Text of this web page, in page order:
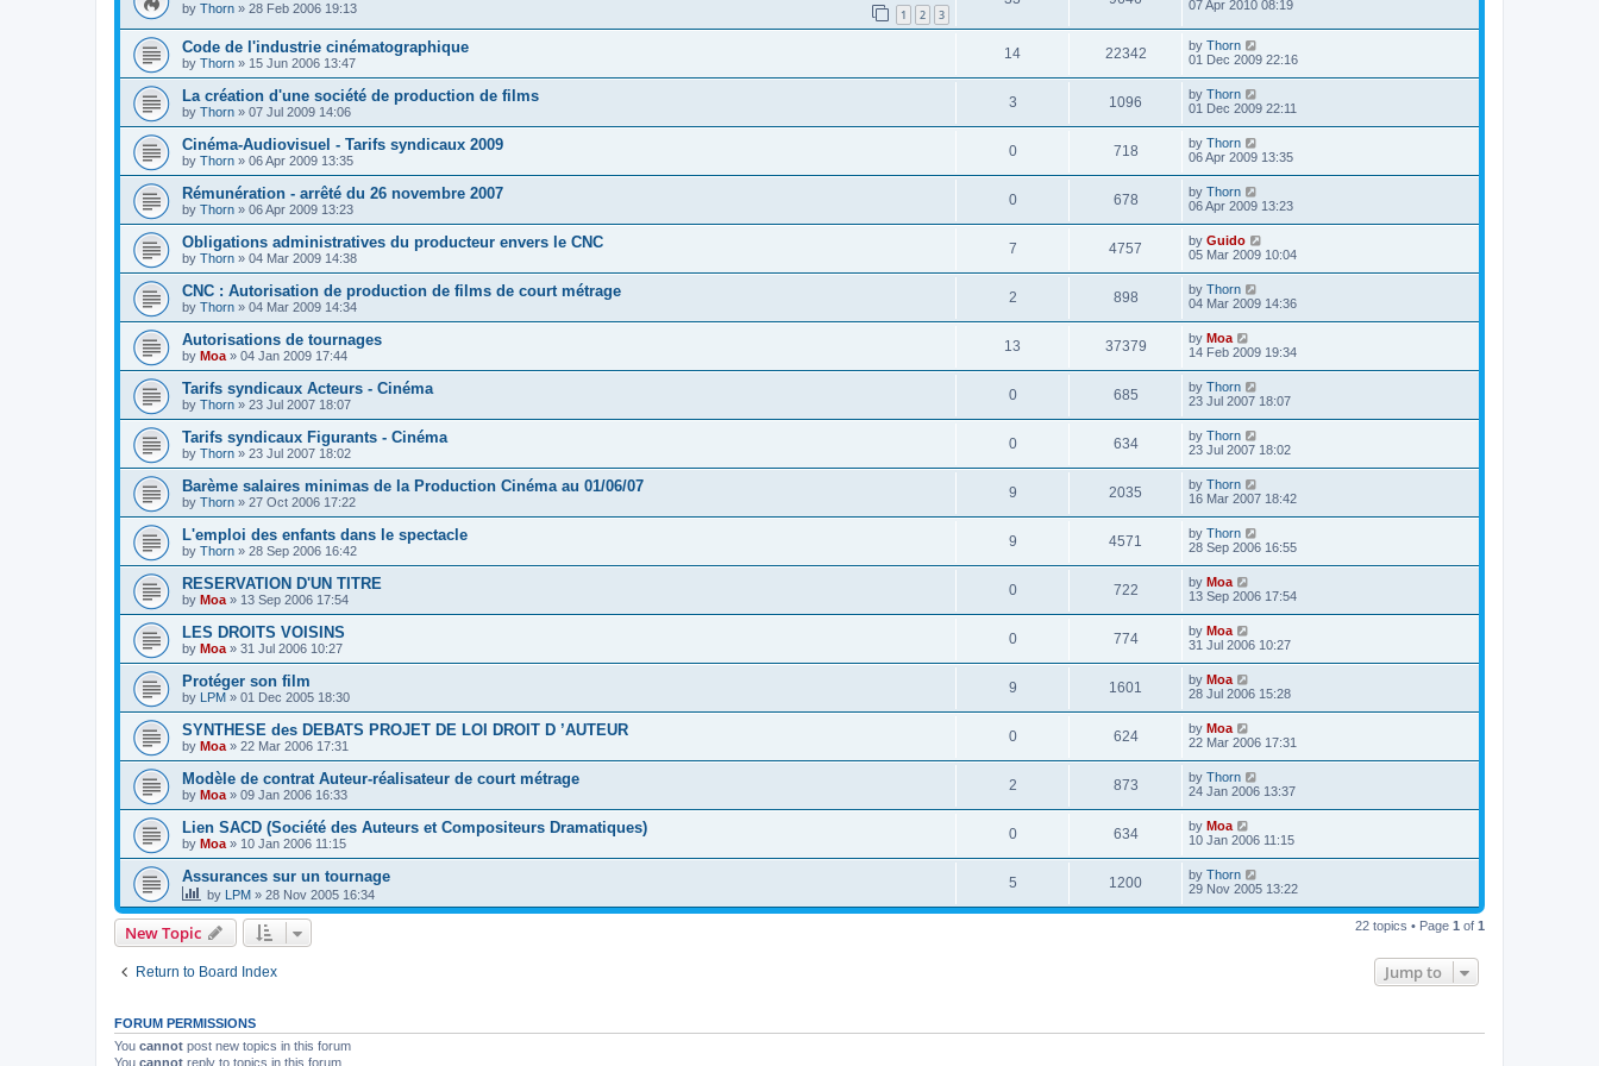
by Thorn » 28 Feb 2006 19:13 1 2 3
07 Apr 2010 08:19
Code de l'industrie cinématographique
by Thorn » 15 Jun 2006 13:47
14 22342 by Thorn
01 Dec 2009 22:16
La création d'une société de production de films
by Thorn » 07 Jul 2009 14:06
3 1096 by Thorn
01 Dec 2009 22:11
Cinéma-Audiovisuel - Tarifs syndicaux 2009
by Thorn » 06 Apr 2009 13:35
0 718 by Thorn
06 Apr 2009 13:35
Rémunération - arrêté du 26 novembre 2007
by Thorn » 06 Apr 2009 13:23
0 678 by Thorn
06 Apr 2009 13:23
Obligations administratives du producteur envers le CNC
by Thorn » 04 Mar 2009 14:38
7 4757 by Guido
05 Mar 2009 10:04
CNC : Autorisation de production de films de court métrage
by Thorn » 04 Mar 2009 14:34
2 898 by Thorn
04 Mar 2009 14:36
Autorisations de tournages
by Moa » 04 Jan 2009 17:44
13 37379 by Moa
14 Feb 2009 19:34
Tarifs syndicaux Acteurs - Cinéma
by Thorn » 23 Jul 2007 18:07
0 685 by Thorn
23 Jul 2007 18:07
Tarifs syndicaux Figurants - Cinéma
by Thorn » 23 Jul 2007 18:02
0 634 by Thorn
23 Jul 2007 18:02
Barème salaires minimas de la Production Cinéma au 01/06/07
by Thorn » 27 Oct 2006 17:22
9 2035 by Thorn
16 Mar 2007 18:42
L'emploi des enfants dans le spectacle
by Thorn » 28 Sep 2006 16:42
9 4571 by Thorn
28 Sep 2006 16:55
RESERVATION D'UN TITRE
by Moa » 13 Sep 2006 17:54
0 722 by Moa
13 Sep 2006 17:54
LES DROITS VOISINS
by Moa » 31 Jul 2006 10:27
0 774 by Moa
31 Jul 2006 10:27
Protéger son film
by LPM » 01 Dec 2005 18:30
9 1601 by Moa
28 Jul 2006 15:28
SYNTHESE des DEBATS PROJET DE LOI DROIT D ’AUTEUR
by Moa » 22 Mar 2006 17:31
0 624 by Moa
22 Mar 2006 17:31
Modèle de contrat Auteur-réalisateur de court métrage
by Moa » 09 Jan 2006 16:33
2 873 by Thorn
24 Jan 2006 13:37
Lien SACD (Société des Auteurs et Compositeurs Dramatiques)
by Moa » 10 Jan 2006 11:15
0 634 by Moa
10 Jan 2006 11:15
Assurances sur un tournage
by LPM » 28 Nov 2005 16:34
5 1200 by Thorn
29 Nov 2005 13:22
New Topic 22 topics • Page 1 of 1
Return to Board Index Jump to
FORUM PERMISSIONS
You cannot post new topics in this forum
You cannot reply to topics in this forum